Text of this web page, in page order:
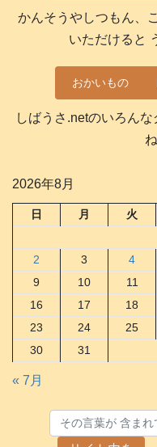
かんそうやしつもん、
いただけると
おかいもの
しばうさ.netのいろん
2026年8月
日 月 火
2
3 4
9
10 11
16
17 18
23
24 25
30
31
« 7月